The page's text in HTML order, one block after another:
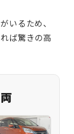
いるため、
ば驚きの高